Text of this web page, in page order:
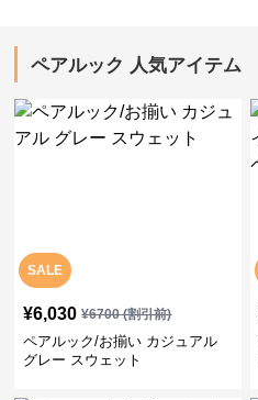
ペアルック 人気アイテム
SALE
¥6,030 ¥6700(割引前)
ペアルック/お揃い カジュアル
グレー スウェット